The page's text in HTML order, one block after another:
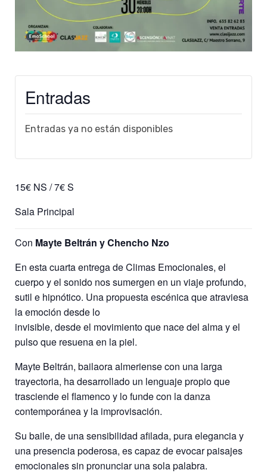
Entradas
Entradas ya no están disponibles
15€ NS / 7€ S
Sala Principal
Con Mayte Beltrán y Chencho Nzo
En esta cuarta entrega de Climas Emocionales, el
cuerpo y el sonido nos sumergen en un viaje profundo,
sutil e hipnótico. Una propuesta escénica que atraviesa
la emoción desde lo
invisible, desde el movimiento que nace del alma y el
pulso que resuena en la piel.
Mayte Beltrán, bailaora almeriense con una larga
trayectoria, ha desarrollado un lenguaje propio que
trasciende el flamenco y lo funde con la danza
contemporánea y la improvisación.
Su baile, de una sensibilidad afilada, pura elegancia y
una presencia poderosa, es capaz de evocar paisajes
emocionales sin pronunciar una sola palabra.